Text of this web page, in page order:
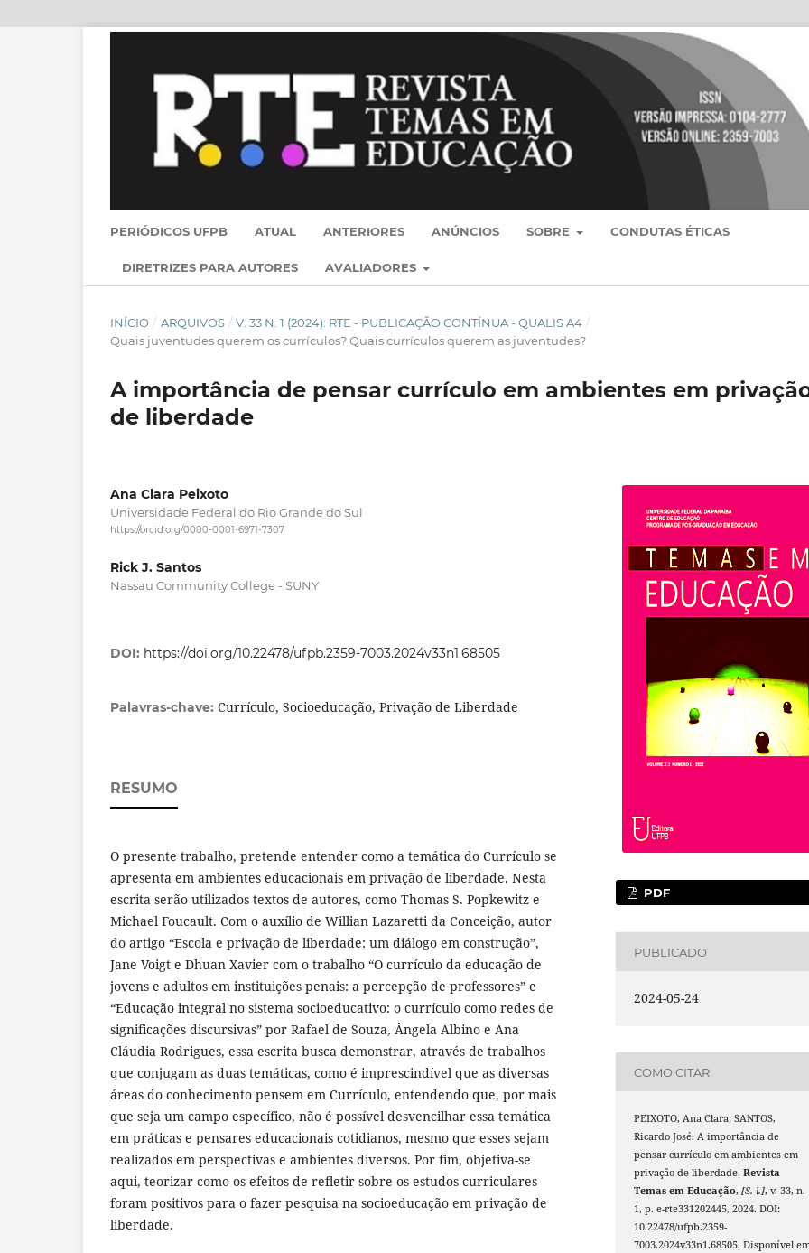
PERIÓDICOS UFPB ATUAL ANTERIORES ANÚNCIOS SOBRE CONDUTAS ÉTICAS
DIRETRIZES PARA AUTORES AVALIADORES
INÍCIO / ARQUIVOS / V. 33 N. 1 (2024): RTE - PUBLICAÇÃO CONTÍNUA - QUALIS A4 /
Quais juventudes querem os currículos? Quais currículos querem as juventudes?
A importância de pensar currículo em ambientes em
de liberdade
Ana Clara Peixoto
Universidade Federal do Rio Grande do Sul
https://orcid.org/0000-0001-6971-7307
Rick J. Santos
Nassau Community College - SUNY
DOI: https://doi.org/10.22478/ufpb.2359-7003.2024v33n1.68505
Palavras-chave: Currículo, Socioeducação, Privação de Liberdade
RESUMO
O presente trabalho, pretende entender como a temática do Currículo se
apresenta em ambientes educacionais em privação de liberdade. Nesta
escrita serão utilizados textos de autores, como Thomas S. Popkewitz e
Michael Foucault. Com o auxílio de Willian Lazaretti da Conceição, autor
do artigo “Escola e privação de liberdade: um diálogo em construção”,
Jane Voigt e Dhuan Xavier com o trabalho “O currículo da educação de
jovens e adultos em instituições penais: a percepção de professores” e
“Educação integral no sistema socioeducativo: o currículo como redes de
significações discursivas” por Rafael de Souza, Ângela Albino e Ana
Cláudia Rodrigues, essa escrita busca demonstrar, através de trabalhos
que conjugam as duas temáticas, como é imprescindível que as diversas
áreas do conhecimento pensem em Currículo, entendendo que, por mais
que seja um campo específico, não é possível desvencilhar essa temática
em práticas e pensares educacionais cotidianos, mesmo que esses sejam
realizados em perspectivas e ambientes diversos. Por fim, objetiva-se
aqui, teorizar como os efeitos de refletir sobre os estudos curriculares
foram positivos para o fazer pesquisa na socioeducação em privação de
liberdade.
PDF
PUBLICADO
2024-05-24
COMO CITAR
PEIXOTO, Ana Clara; SANTOS,
Ricardo José. A importância de
pensar currículo em ambientes em
privação de liberdade.Revista
Temas em Educação,[S. l.], v. 33, n.
1, p. e-rte331202445, 2024. DOI:
10.22478/ufpb.2359-
7003.2024v33n1.68505. Disponível